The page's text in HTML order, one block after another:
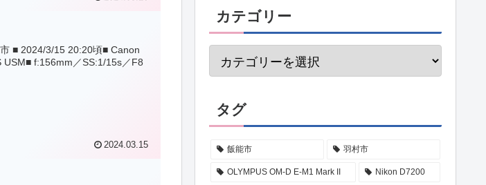
■ 2024/3/15 20:20頃■ Canon
f:156mm／SS:1/15s／F8
2024.03.15
カテゴリー
タグ
飯能市 羽村市
OLYMPUS OM-D E-M1 Mark II Nikon D7200